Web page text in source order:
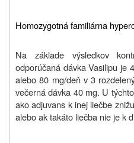
Homozygotná familiárna
Na základe výsledkov
odporúčaná dávka Vasilipu je
alebo 80 mg/deň v 3
večerná dávka 40 mg. U
ako adjuvans k inej liečbe
alebo ak takáto liečba nie je k